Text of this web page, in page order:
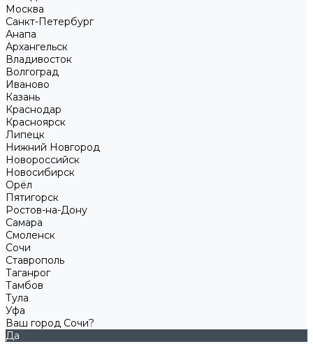
Москва
Санкт-Петербург
Анапа
Архангельск
Владивосток
Волгоград
Иваново
Казань
Краснодар
Красноярск
Липецк
Нижний Новгород
Новороссийск
Новосибирск
Орёл
Пятигорск
Ростов-на-Дону
Самара
Смоленск
Сочи
Ставрополь
Таганрог
Тамбов
Тула
Уфа
Ваш город Сочи?
Да